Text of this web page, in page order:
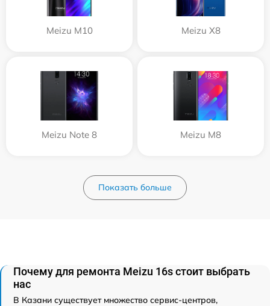
Meizu M10 Meizu X8
Meizu Note 8 Meizu M8
Показать больше
Почему для ремонта Meizu 16s стоит выбрать
нас
В Казани существует множество сервис-центров,